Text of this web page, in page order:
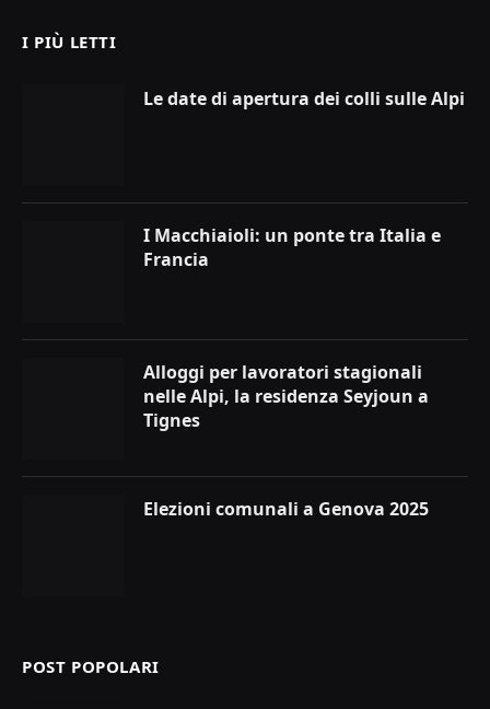
I PIÙ LETTI
Le date di apertura dei colli sulle Alpi
I Macchiaioli: un ponte tra Italia e
Francia
Alloggi per lavoratori stagionali
nelle Alpi, la residenza Seyjoun a
Tignes
Elezioni comunali a Genova 2025
POST POPOLARI